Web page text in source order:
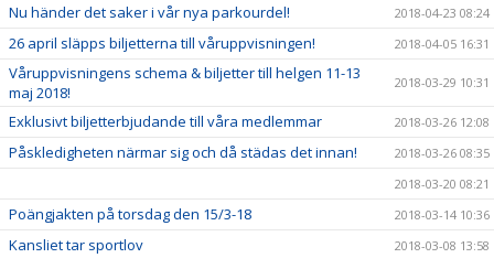
Nu händer det saker i vår nya parkourdel! 2018-04-23 08:24
26 april släpps biljetterna till våruppvisningen! 2018-04-05 16:31
Våruppvisningens schema & biljetter till helgen 11-13
maj 2018!
2018-03-29 10:31
Exklusivt biljetterbjudande till våra medlemmar 2018-03-26 12:08
Påskledigheten närmar sig och då städas det innan!
2018-03-26 08:35
2018-03-20 08:21
Poängjakten på torsdag den 15/3-18 2018-03-14 10:36
Kansliet tar sportlov 2018-03-08 13:58